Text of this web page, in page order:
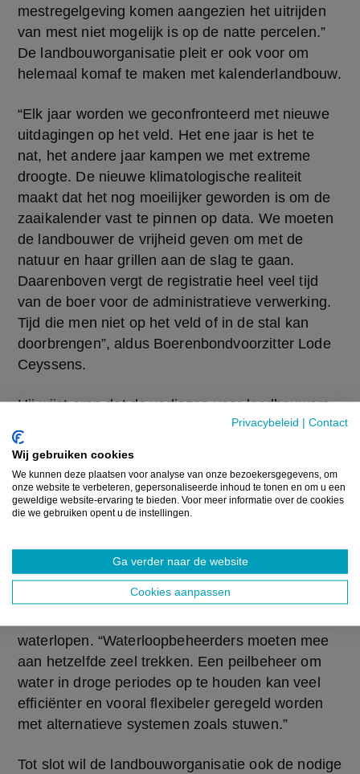
Privacybeleid | Contact
Wij gebruiken cookies
We kunnen deze plaatsen voor analyse van onze bezoekersgegevens, om
onze website te verbeteren, gepersonaliseerde inhoud te tonen en om u een
geweldige website-ervaring te bieden. Voor meer informatie over de cookies
die we gebruiken opent u de instellingen.
Ga verder naar de website
Cookies aanpassen
mestregelgeving komen aangezien het uitrijden
van mest niet mogelijk is op de natte percelen.”
De landbouworganisatie pleit er ook voor om
helemaal komaf te maken met kalenderlandbouw.
“Elk jaar worden we geconfronteerd met nieuwe
uitdagingen op het veld. Het ene jaar is het te
nat, het andere jaar kampen we met extreme
droogte. De nieuwe klimatologische realiteit
maakt dat het nog moeilijker geworden is om de
zaaikalender vast te pinnen op data. We moeten
de landbouwer de vrijheid geven om met de
natuur en haar grillen aan de slag te gaan.
Daarenboven vergt de registratie heel veel tijd
van de boer voor de administratieve verwerking.
Tijd die men niet op het veld of in de stal kan
doorbrengen”, aldus Boerenbondvoorzitter Lode
Ceyssens.
Hij wijst erop dat de verliezen voor landbouwers
oplopen. “Zij kunnen deze niet verrekenen met de
winsten van vorige jaren.” Boerenbond vraagt dat
het fiscale carry back/forward-systeem ook in
Vlaanderen, net zoals in Wallonië, in de praktijk
mogelijk gemaakt wordt.
Aan hetzelfde zeel trekken
Daarnaast vraagt Boerenbond dat er structureel
waterlopen. “Waterloopbeheerders moeten mee
aan hetzelfde zeel trekken. Een peilbeheer om
water in droge periodes op te houden kan veel
efficiënter en vooral flexibeler geregeld worden
met alternatieve systemen zoals stuwen.”
Tot slot wil de landbouworganisatie ook de nodige